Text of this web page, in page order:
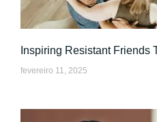
Inspiring Resistant Friends
fevereiro 11, 2025